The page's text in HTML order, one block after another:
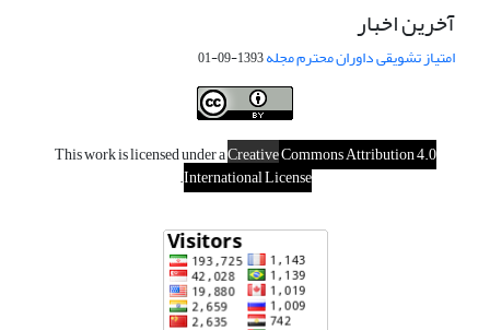
آخرین اخبار
امتیاز تشویقی داوران محترم مجله1393-09-01
This work is licensed under aCreativeCommons Attribution 4.0
International License
.